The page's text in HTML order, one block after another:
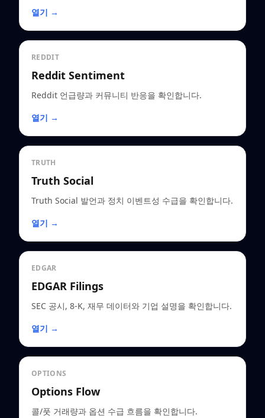
열기 →
REDDIT
Reddit Sentiment
Reddit 언급량과 커뮤니티 반응을 확인합니다.
열기 →
TRUTH
Truth Social
Truth Social 발언과 정치 이벤트성 수급을 확인합니다.
열기 →
EDGAR
EDGAR Filings
SEC 공시, 8-K, 재무 데이터와 기업 설명을 확인합니다.
열기 →
OPTIONS
Options Flow
콜/풋 거래량과 옵션 수급 흐름을 확인합니다.